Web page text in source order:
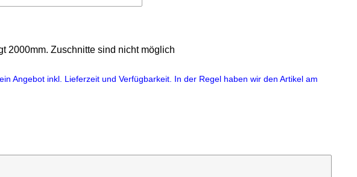
2000mm. Zuschnitte sind nicht möglich
Angebot inkl. Lieferzeit und Verfügbarkeit. In der Regel haben wir den Artikel am